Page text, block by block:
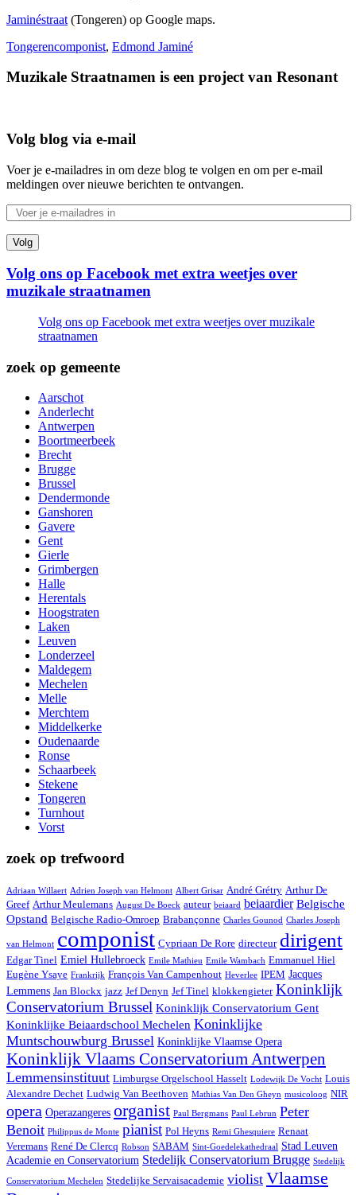
Jaminéstraat (Tongeren) op Google maps.
Tongerencomponist, Edmond Jaminé
Muzikale Straatnamen is een project van Resonant
Volg blog via e-mail
Voer je e-mailadres in om deze blog te volgen en om per e-mail
meldingen over nieuwe berichten te ontvangen.
Volg
Volg ons op Facebook met extra weetjes over
muzikale straatnamen
Volg ons op Facebook met extra weetjes over muzikale
straatnamen
zoek op gemeente
Aarschot
Anderlecht
Antwerpen
Boortmeerbeek
Brecht
Brugge
Brussel
Dendermonde
Ganshoren
Gavere
Gent
Gierle
Grimbergen
Halle
Herentals
Hoogstraten
Laken
Leuven
Londerzeel
Maldegem
Mechelen
Melle
Merchtem
Middelkerke
Oudenaarde
Ronse
Schaarbeek
Stekene
Tongeren
Turnhout
Vorst
zoek op trefwoord
Adriaan Willaert Adrien Joseph van Helmont Albert Grisar André Grétry Arthur De
Greef Arthur Meulemans August De Boeck auteur beiaard beiaardier Belgische
Opstand Belgische Radio-Omroep Brabançonne Charles Gounod Charles Joseph
van Helmont componist Cypriaan De Rore directeur dirigent
Edgar Tinel Emiel Hullebroeck Emile Mathieu Emile Wambach Emmanuel Hiel
Eugène Ysaye Frankrijk François Van Campenhout Heverlee IPEM Jacques
Lemmens Jan Blockx jazz Jef Denyn Jef Tinel klokkengieter Koninklijk
Conservatorium Brussel Koninklijk Conservatorium Gent
Koninklijke Beiaardschool Mechelen Koninklijke
Muntschouwburg Brussel Koninklijke Vlaamse Opera
Koninklijk Vlaams Conservatorium Antwerpen
Lemmensinstituut Limburgse Orgelschool Hasselt Lodewijk De Vocht Louis
Alexandre Dechet Ludwig Van Beethoven Mathias Van Den Gheyn musicoloog NIR
opera Operazangeres organist Paul Bergmans Paul Lebrun Peter
Benoit Philippus de Monte pianist Pol Heyns Remi Ghesquiere Renaat
Veremans René De Clercq Robson SABAM Sint-Goedelekathedraal
Stad Leuven
Academie en Conservatorium Stedelijk Conservatorium Brugge Stedelijk
Conservatorium Mechelen Stedelijke Servaisacademie violist Vlaamse